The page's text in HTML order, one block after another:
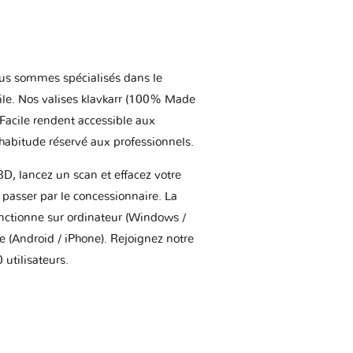
sommes spécialisés dans le
Nos valises klavkarr (100% Made
rendent accessible aux
réservé aux professionnels.
lancez un scan et effacez votre
par le concessionnaire. La
sur ordinateur (Windows /
(Android / iPhone). Rejoignez notre
utilisateurs.